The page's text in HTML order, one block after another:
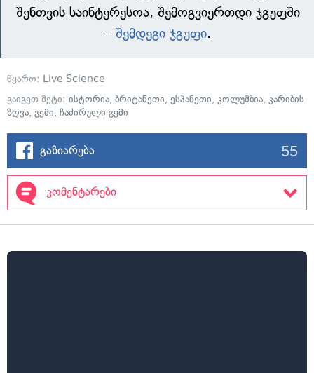
შენთვის საინტერესოა, შემოგვიერთდი ჯგუფში
– შემდეგი ჯგუფი.
წყარო: Live Science
გაიგეთ მეტი: ისტორია, ბრიტანეთი, ესპანეთი, კოლუმბია, კარიბის
ზღვა, გემი, ჩაძირული გემი
გაზიარება 55
კომენტარები